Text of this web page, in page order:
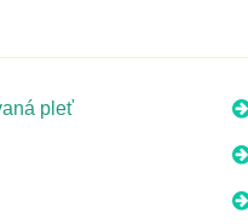
pleť